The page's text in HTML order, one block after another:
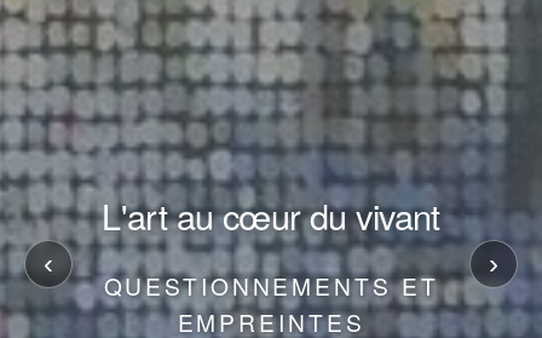
‹ ›
L'art au cœur du vivant
QUESTIONNEMENTS ET
EMPREINTES